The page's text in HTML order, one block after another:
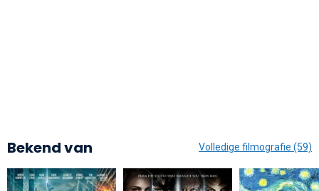
Bekend van Volledige filmografie (59)